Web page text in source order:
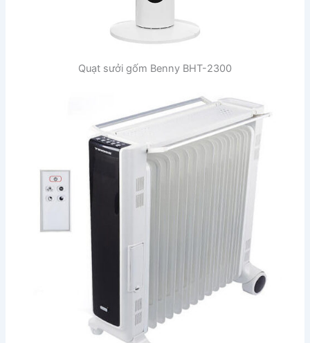
Quạt sưởi gốm Benny BHT-2300